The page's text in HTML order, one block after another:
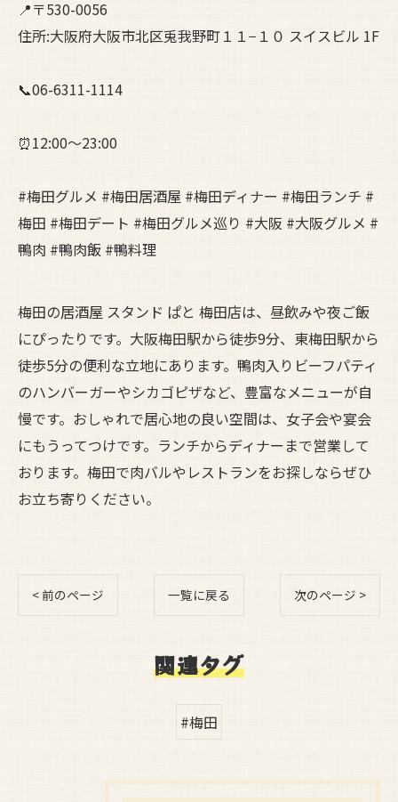
📍〒530-0056
住所:大阪府大阪市北区兎我野町１１−１０ スイスビル 1F
📞06-6311-1114
⏰12:00～23:00
#梅田グルメ #梅田居酒屋 #梅田ディナー #梅田ランチ #
梅田 #梅田デート #梅田グルメ巡り #大阪 #大阪グルメ #
鴨肉 #鴨肉飯 #鴨料理
梅田の居酒屋 スタンド ぱと 梅田店は、昼飲みや夜ご飯
にぴったりです。大阪梅田駅から徒歩9分、東梅田駅から
徒歩5分の便利な立地にあります。鴨肉入りビーフパティ
のハンバーガーやシカゴピザなど、豊富なメニューが自
慢です。おしゃれで居心地の良い空間は、女子会や宴会
にもうってつけです。ランチからディナーまで営業して
おります。梅田で肉バルやレストランをお探しならぜひ
お立ち寄りください。
< 前のページ 一覧に戻る 次のページ >
関連タグ
#梅田